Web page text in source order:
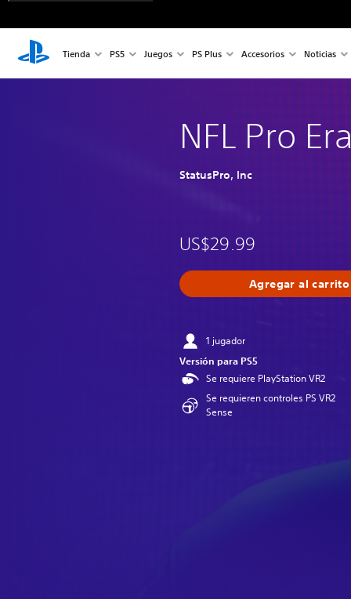
Tienda PS5 Juegos PS Plus Accesorios Noticias
NFL Pro
StatusPro, Inc
US$29.99
Agregar al carrito
1 jugador
Versión para PS5
Se requiere PlayStation VR2
Se requieren controles PS VR2
Sense